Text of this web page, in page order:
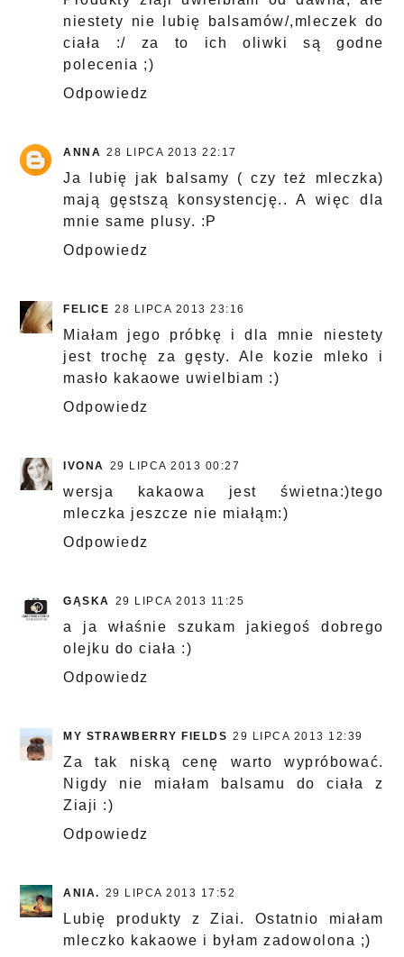
niestety nie lubię balsamów/,mleczek do
ciała :/ za to ich oliwki są godne
polecenia ;)
Odpowiedz
ANNA 28 LIPCA 2013 22:17
Ja lubię jak balsamy ( czy też mleczka)
mają gęstszą konsystencję.. A więc dla
mnie same plusy. :P
Odpowiedz
FELICE 28 LIPCA 2013 23:16
Miałam jego próbkę i dla mnie niestety
jest trochę za gęsty. Ale kozie mleko i
masło kakaowe uwielbiam :)
Odpowiedz
IVONA 29 LIPCA 2013 00:27
wersja kakaowa jest świetna:)tego
mleczka jeszcze nie miałąm:)
Odpowiedz
GĄSKA 29 LIPCA 2013 11:25
a ja właśnie szukam jakiegoś dobrego
olejku do ciała :)
Odpowiedz
MY STRAWBERRY FIELDS 29 LIPCA 2013 12:39
Za tak niską cenę warto wypróbować.
Nigdy nie miałam balsamu do ciała z
Ziaji :)
Odpowiedz
ANIA. 29 LIPCA 2013 17:52
Lubię produkty z Ziai. Ostatnio miałam
mleczko kakaowe i byłam zadowolona ;)